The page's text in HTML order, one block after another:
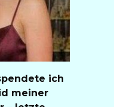
ich
meiner